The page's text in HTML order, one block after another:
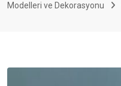
Modelleri ve Dekorasyonu